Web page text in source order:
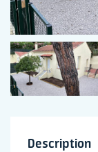
Description